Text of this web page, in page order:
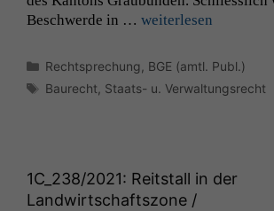
Beschw­erde in … weit­er­lesen
Kategorien
Rechtsprechung, BGE (amtl. Publ.)
Schlagwörter
Baurecht, Staats- u. Verwaltungsrecht
1C_238/2021: Reitstall in der
Landwirtschaftszone /